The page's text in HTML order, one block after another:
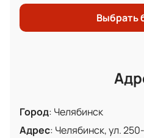
Выбрать
Город: Челябинск
Адрес: Челябинск, ул.